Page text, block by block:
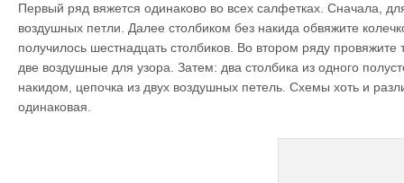
Первый ряд вяжется одинаково во всех салфетках. Сначала,
воздушных петли. Далее столбиком без накида обвяжите
получилось шестнадцать столбиков. Во втором ряду
две воздушные для узора. Затем: два столбика из одного
накидом, цепочка из двух воздушных петель. Схемы хоть и
одинаковая.